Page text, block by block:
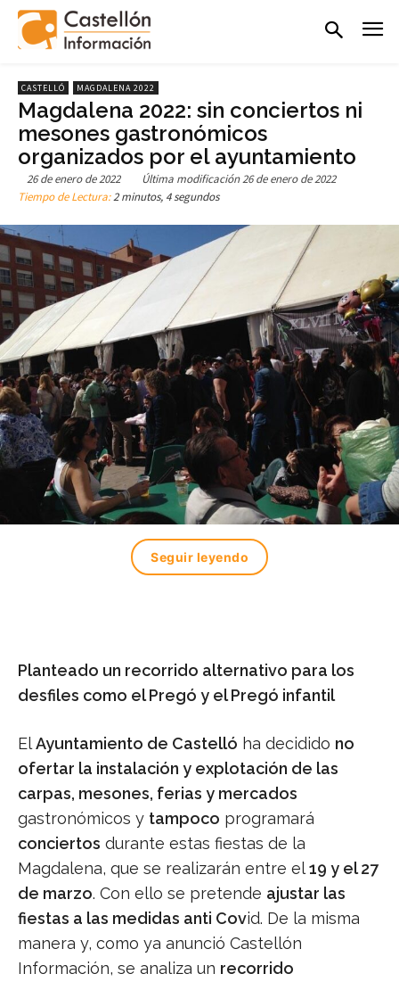
CASTELLÓ MAGDALENA 2022
Magdalena 2022: sin conciertos ni
mesones gastronómicos
organizados por el ayuntamiento
26 de enero de 2022 Última modificación26 de enero de 2022
Tiempo de Lectura:2 minutos, 4 segundos
Seguir leyendo
Planteado un recorrido alternativo para los
desfiles como el Pregó y el Pregó infantil
ElAyuntamiento de Castelló ha decidido no
ofertar la instalación y explotación de las
carpas, mesones, ferias y mercados
gastronómicos y tampoco programará
conciertos durante estas fiestas de la
Magdalena, que se realizarán entre el19 y el 27
de marzo. Con ello se pretende ajustar las
fiestas a las medidas anti Covid. De la misma
manera y, como ya anunció Castellón
Información, se analiza un recorrido